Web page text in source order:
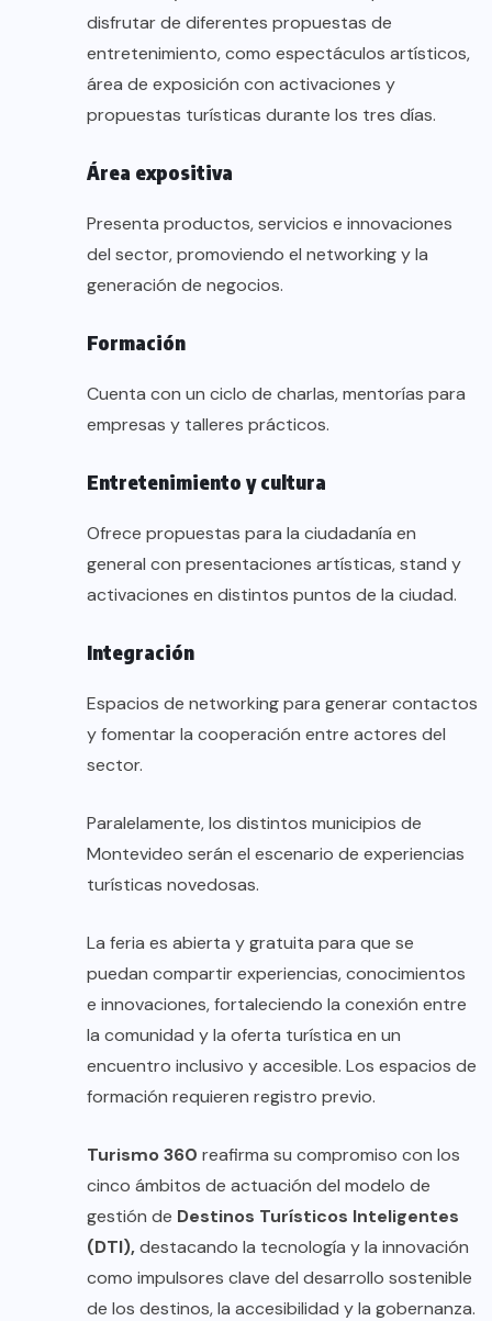
disfrutar de diferentes propuestas de
entretenimiento, como espectáculos artísticos,
área de exposición con activaciones y
propuestas turísticas durante los tres días.
Área expositiva
Presenta productos, servicios e innovaciones
del sector, promoviendo el networking y la
generación de negocios.
Formación
Cuenta con un ciclo de charlas, mentorías para
empresas y talleres prácticos.
Entretenimiento y cultura
Ofrece propuestas para la ciudadanía en
general con presentaciones artísticas, stand y
activaciones en distintos puntos de la ciudad.
Integración
Espacios de networking para generar contactos
y fomentar la cooperación entre actores del
sector.
Paralelamente, los distintos municipios de
Montevideo serán el escenario de experiencias
turísticas novedosas.
La feria es abierta y gratuita para que se
puedan compartir experiencias, conocimientos
e innovaciones, fortaleciendo la conexión entre
la comunidad y la oferta turística en un
encuentro inclusivo y accesible. Los espacios de
formación requieren registro previo.
Turismo 360 reafirma su compromiso con los
cinco ámbitos de actuación del modelo de
gestión de Destinos Turísticos Inteligentes
(DTI),destacando la tecnología y la innovación
como impulsores clave del desarrollo sostenible
de los destinos, la accesibilidad y la gobernanza.